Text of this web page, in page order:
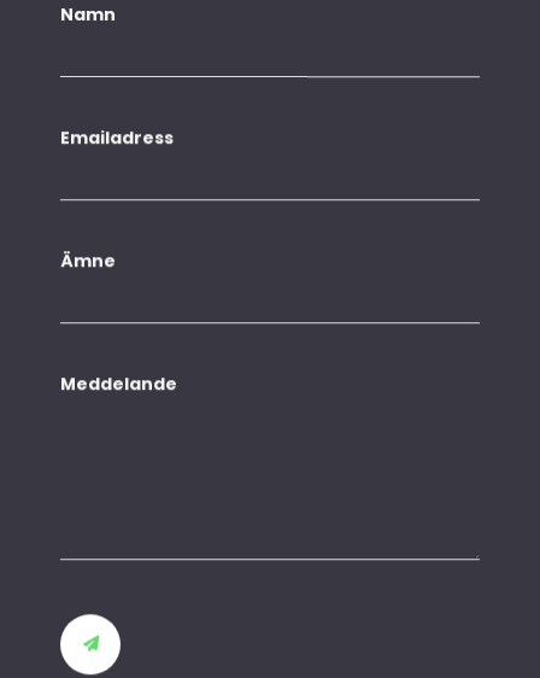
Namn
Emailadress
Ämne
Meddelande